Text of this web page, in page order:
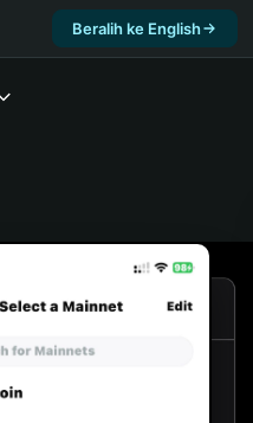
Beralih ke English